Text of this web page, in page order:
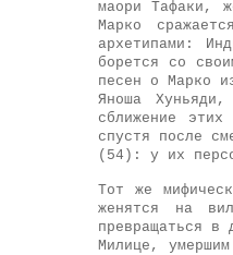
маори Тафаки,
Марко
архетипами:
борется со
песен о Марко
Яноша
сближение
спустя после
(54): у их
Тот же
женятся на
превращаться
Милице,